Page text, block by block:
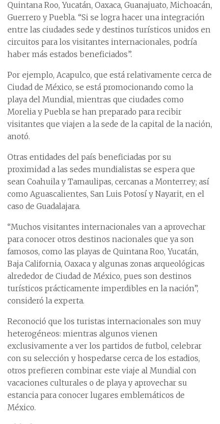
Quintana Roo, Yucatán, Oaxaca, Guanajuato, Michoacán,
Guerrero y Puebla. “Si se logra hacer una integración
entre las ciudades sede y destinos turísticos unidos en
circuitos para los visitantes internacionales, podría
haber más estados beneficiados”.
Por ejemplo, Acapulco, que está relativamente cerca de
Ciudad de México, se está promocionando como la
playa del Mundial, mientras que ciudades como
Morelia y Puebla se han preparado para recibir
visitantes que viajen a la sede de la capital de la nación,
anotó.
Otras entidades del país beneficiadas por su
proximidad a las sedes mundialistas se espera que
sean Coahuila y Tamaulipas, cercanas a Monterrey; así
como Aguascalientes, San Luis Potosí y Nayarit, en el
caso de Guadalajara.
“Muchos visitantes internacionales van a aprovechar
para conocer otros destinos nacionales que ya son
famosos, como las playas de Quintana Roo, Yucatán,
Baja California, Oaxaca y algunas zonas arqueológicas
alrededor de Ciudad de México, pues son destinos
turísticos prácticamente imperdibles en la nación”,
consideró la experta.
Reconoció que los turistas internacionales son muy
heterogéneos: mientras algunos vienen
exclusivamente a ver los partidos de futbol, celebrar
con su selección y hospedarse cerca de los estadios,
otros prefieren combinar este viaje al Mundial con
vacaciones culturales o de playa y aprovechar su
estancia para conocer lugares emblemáticos de
México.